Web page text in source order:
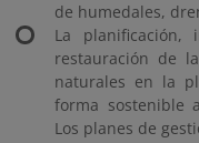
de humedales,
La planificación,
restauración de
naturales en la
forma sostenible
Los planes de